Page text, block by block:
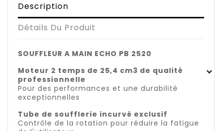
Description
Détails Du Produit
SOUFFLEUR A MAIN ECHO PB 2520
Moteur 2 temps de 25,4 cm3 de qualité
professionnelle
Pour des performances et une durabilité
exceptionnelles
Tube de soufflerie incurvé exclusif
Contrôle de la rotation pour réduire la fatigue